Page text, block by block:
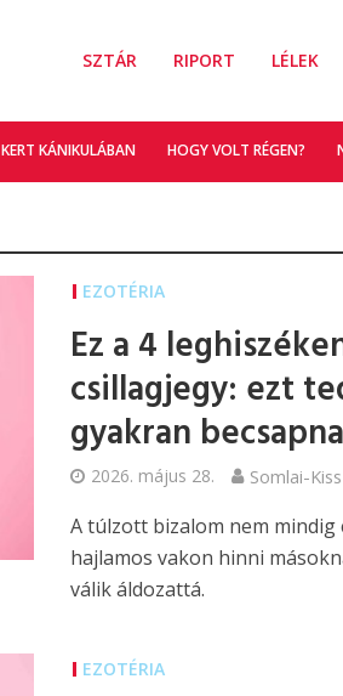
SZTÁR RIPORT LÉLEK
KERT KÁNIKULÁBAN HOGY VOLT RÉGEN?
EZOTÉRIA
Ez a 4
csillagjegy: ezt
gyakran
2026. május 28. Somlai-
A túlzott bizalom nem mindig
hajlamos vakon hinni
válik áldozattá.
EZOTÉRIA